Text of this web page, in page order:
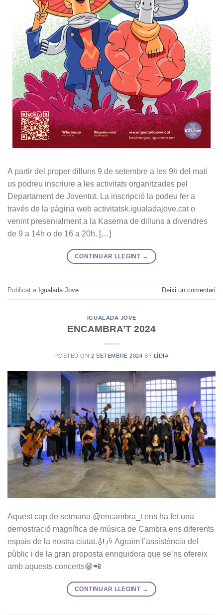
A partir del proper dilluns 9 de setembre a les 9h del matí
us podreu inscriure a les activitats organitzades pel
Departament de Joventut. La inscripció la podeu fer a
través de la pàgina web activitatsk.igualadajove.cat o
venint presenialment a la Kaserna de dilluns a divendres
de 9 a 14h o de 16 a 20h. […]
CONTINUAR LLEGINT →
Publicat a Igualada Jove Deixi un comentari
IGUALADA JOVE
ENCAMBRA’T 2024
POSTED ON2 SETEMBRE 2024 BY LÍDIA
Aquest cap de setmana @encambra_t ens ha fet una
demostració magnífica de música de Cambra ens diferents
espais de la nostra ciutat.🎻🎶 Agraïm l’assistència del
públic i de la gran proposta enriquidora que se’ns ofereix
amb aquests concerts😁📲
CONTINUAR LLEGINT →